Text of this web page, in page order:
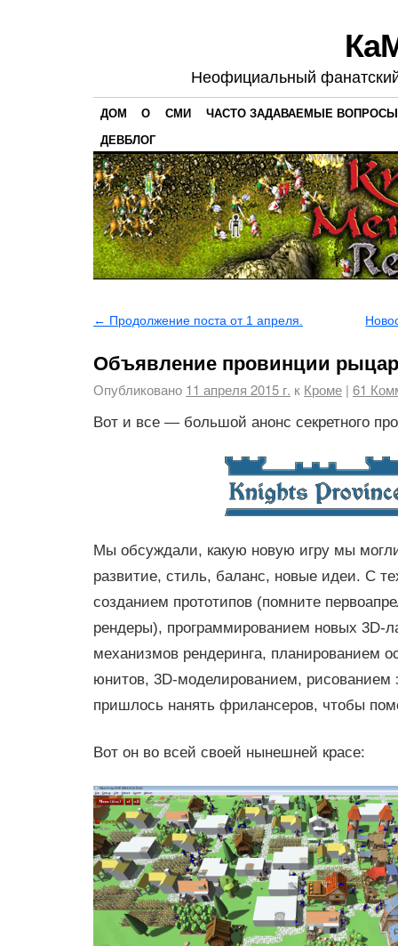
Неофициальный
ДОМ О СМИ
ЧАСТО ЗАДАВАЕМЫЕ ВОПРОСЫ
ДЕВБЛОГ
← Продолжение поста от 1 апреля.
Объявление провинции
Опубликовано 11 апреля 2015 г. к Кроме | 61
Вот и все — большой анонс секретного
Мы обсуждали, какую новую игру мы
развитие, стиль, баланс, новые идеи. С
созданием прототипов (помните
рендеры), программированием новых 3D-
механизмов рендеринга, планированием
юнитов, 3D-моделированием, рисованием
пришлось нанять фрилансеров, чтобы
Вот он во всей своей нынешней красе: